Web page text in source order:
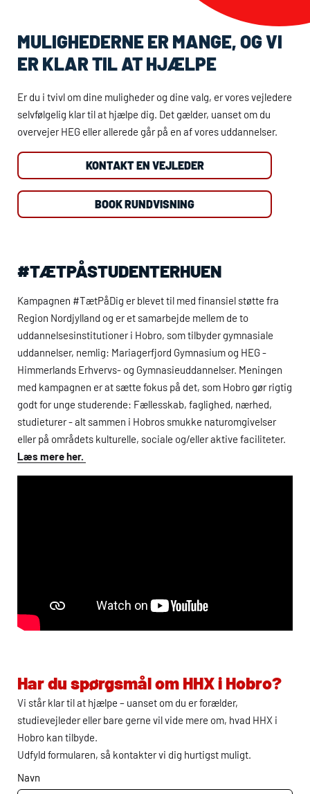
MULIGHEDERNE ER MANGE, OG VI
ER KLAR TIL AT HJÆLPE
Er du i tvivl om dine muligheder og dine valg, er vores vejledere
selvfølgelig klar til at hjælpe dig. Det gælder, uanset om du
overvejerHEG eller allerede går på en af vores uddannelser.
KONTAKT EN VEJLEDER
BOOK RUNDVISNING
#TÆTPÅSTUDENTERHUEN
Kampagnen #TætPåDig er blevet til med finansiel støtte fra
Region Nordjylland og er et samarbejde mellem de to
uddannelsesinstitutioner i Hobro, som tilbyder gymnasiale
uddannelser, nemlig: Mariagerfjord Gymnasium og HEG-
Himmerlands Erhvervs- og Gymnasieuddannelser. Meningen
med kampagnen er at sætte fokus på det, som Hobro gør rigtig
godt for unge studerende: Fællesskab, faglighed, nærhed,
studieturer - alt sammen i Hobros smukke naturomgivelser
eller på områdets kulturelle, sociale og/eller aktive faciliteter.
Læs mere her.
Har du spørgsmål om HHXi Hobro?
Vi står klar til at hjælpe – uanset om du er forælder,
studievejleder eller bare gerne vil vide mere om, hvad HHX i
Hobro kan tilbyde.
Udfyld formularen, så kontakter vi dig hurtigst muligt.
Navn